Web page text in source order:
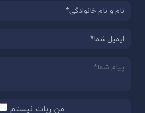
من ربات نیستم